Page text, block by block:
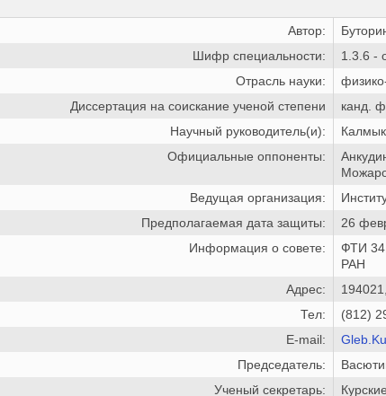
Автор:
Шифр специальности:
1.3.6 -
Отрасль науки:
Диссертация на соискание ученой степени
канд.
Научный руководитель(и):
Официальные оппоненты:
Ведущая организация:
Предполагаемая дата защиты:
26
Информация о совете:
ФТИ
РАН
Адрес:
Тел:
(812)
E-mail:
Председатель:
Ученый секретарь: